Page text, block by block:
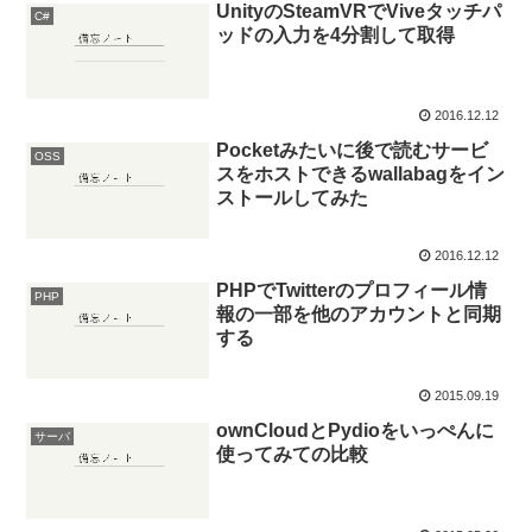
C#
UnityのSteamVRでViveタッチパ
ッドの入力を4分割して取得
2016.12.12
OSS
Pocketみたいに後で読むサービ
スをホストできるwallabagをイン
ストールしてみた
2016.12.12
PHP
PHPでTwitterのプロフィール情
報の一部を他のアカウントと同期
する
2015.09.19
サーバ
ownCloudとPydioをいっぺんに
使ってみての比較